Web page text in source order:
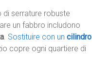
serrature robuste
un fabbro includono
. Sostituire con un cilindro
copre ogni quartiere di